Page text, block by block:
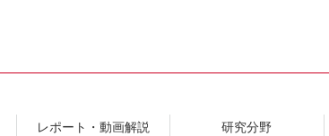
レポート・動画解説 研究分野